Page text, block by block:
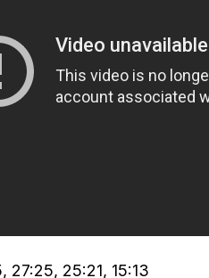
27:25, 25:21, 15:13